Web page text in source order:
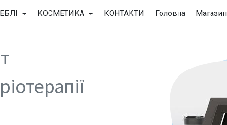
КОСМЕТИКА КОНТАКТИ Головна Магазин